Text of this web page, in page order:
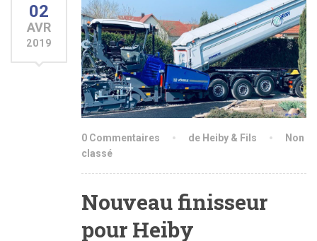
02
AVR
2019
0 Commentaires de Heiby & Fils
Non
classé
Nouveau finisseur
pour Heiby